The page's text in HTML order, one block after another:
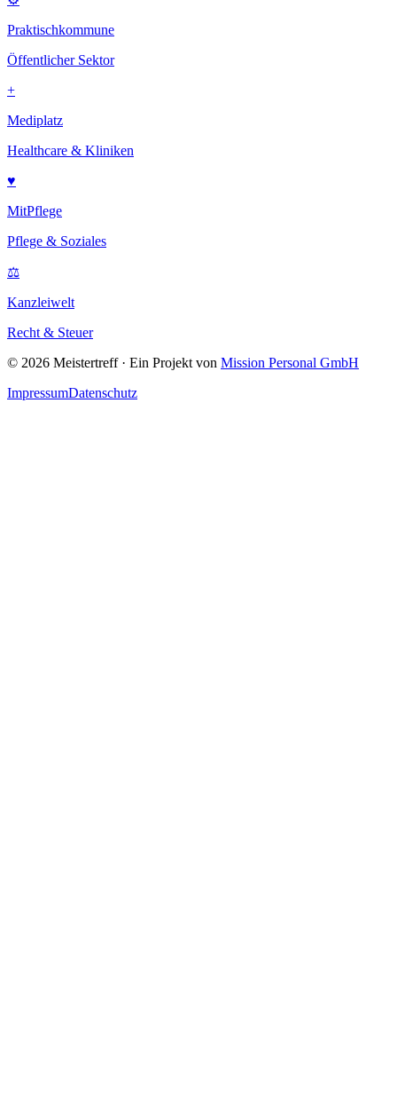
Praktischkommune
Öffentlicher Sektor
+
Mediplatz
Healthcare & Kliniken
♥
MitPflege
Pflege & Soziales
⚖
Kanzleiwelt
Recht & Steuer
© 2026 Meistertreff · Ein Projekt von Mission Personal GmbH
ImpressumDatenschutz